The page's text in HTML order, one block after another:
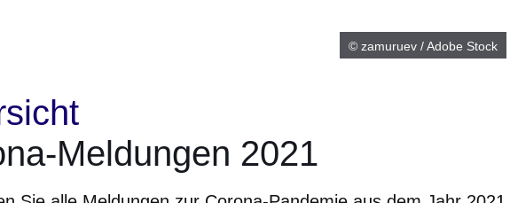
© zamuruev / Adobe Stock
Meldungen 2021